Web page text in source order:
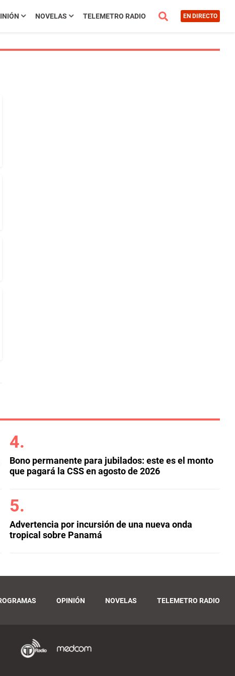
NOVELAS TELEMETRO RADIO EN DIRECTO
Bono permanente para jubilados: este es el monto
que pagará la CSS en agosto de 2026
Advertencia por incursión de una nueva onda
tropical sobre Panamá
OPINIÓN NOVELAS TELEMETRO RADIO